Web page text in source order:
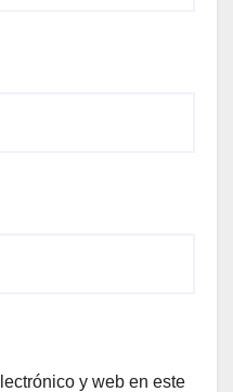
y web en este